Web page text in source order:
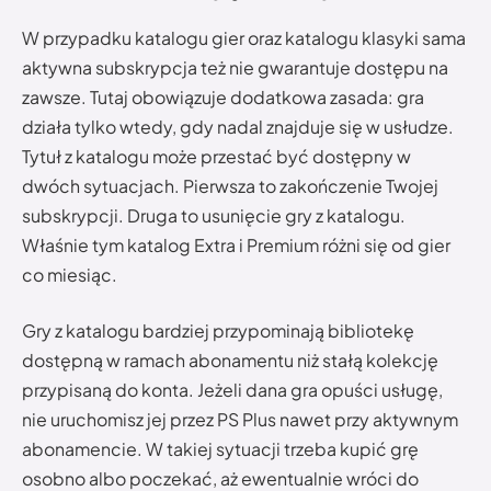
W przypadku katalogu gier oraz katalogu klasyki sama
aktywna subskrypcja też nie gwarantuje dostępu na
zawsze. Tutaj obowiązuje dodatkowa zasada: gra
działa tylko wtedy, gdy nadal znajduje się w usłudze.
Tytuł z katalogu może przestać być dostępny w
dwóch sytuacjach. Pierwsza to zakończenie Twojej
subskrypcji. Druga to usunięcie gry z katalogu.
Właśnie tym katalog Extra i Premium różni się od gier
co miesiąc.
Gry z katalogu bardziej przypominają bibliotekę
dostępną w ramach abonamentu niż stałą kolekcję
przypisaną do konta. Jeżeli dana gra opuści usługę,
nie uruchomisz jej przez PS Plus nawet przy aktywnym
abonamencie. W takiej sytuacji trzeba kupić grę
osobno albo poczekać, aż ewentualnie wróci do